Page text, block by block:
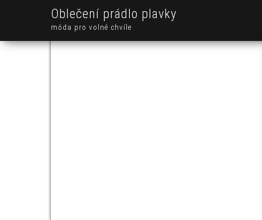
Oblečení prádlo plavky
móda pro volné chvíle